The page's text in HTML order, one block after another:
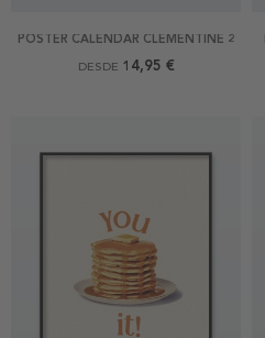
POSTER CALENDAR CLEMENTINE 2
DESDE 14,95 €